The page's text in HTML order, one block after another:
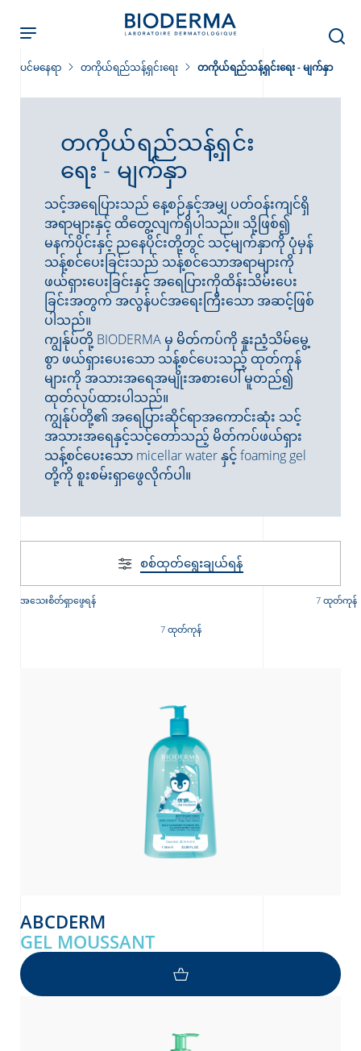
content
ပင်မနေရာ တကိုယ်ရည်သန့်ရှင်းရေး တကိုယ်ရည်သန့်ရှင်းရေး - မျက်နှာ
တကိုယ်ရည်သန့်ရှင်း
ရေး - မျက်နှာ
သင့်အရေပြားသည် နေ့စဉ်နှင့်အမျှ ပတ်ဝန်းကျင်ရှိ
အရာများနှင့် ထိတွေ့လျက်ရှိပါသည်။ သို့ဖြစ်၍
မနက်ပိုင်းနှင့် ညနေပိုင်းတို့တွင် သင့်မျက်နှာကို ပုံမှန်
သန့်စင်ပေးခြင်းသည် သန့်စင်သောအရာများကို
ဖယ်ရှားပေးခြင်းနှင့် အရေပြားကိုထိန်းသိမ်းပေး
ခြင်းအတွက် အလွန်ပင်အရေးကြီးသော အဆင့်ဖြစ်
ပါသည်။
ကျွန်ုပ်တို့ BIODERMA မှ မိတ်ကပ်ကို နူးညံ့သိမ်မွေ့
စွာ ဖယ်ရှားပေးသော သန့်စင်ပေးသည့် ထုတ်ကုန်
များကို အသားအရေအမျိုးအစားပေါ် မူတည်၍
ထုတ်လုပ်ထားပါသည်။
ကျွန်ုပ်တို့၏ အရေပြားဆိုင်ရာအကောင်းဆုံး သင့်
အသားအရေနှင့်သင့်တော်သည့် မိတ်ကပ်ဖယ်ရှား
သန့်စင်ပေးသော micellar water နှင့် foaming gel
တို့ကို စူးစမ်းရှာဖွေလိုက်ပါ။
စစ်ထုတ်‌ရွေးချယ်ရန်
အသေးစိတ်ရှာဖွေရန် 7 ထုတ်ကုန်
7 ထုတ်ကုန်
ABCDERM
GEL MOUSSANT